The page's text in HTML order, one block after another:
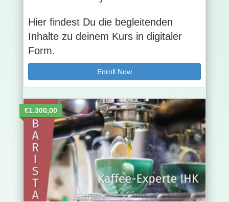
Hier findest Du die begleitenden
Inhalte zu deinem Kurs in digitaler
Form.
Enroll Now
€1.300,00